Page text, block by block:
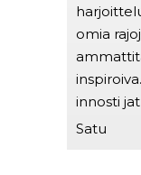
omia
innosti
Satu